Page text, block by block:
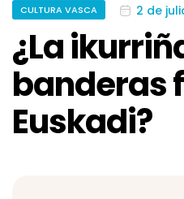
CULTURA VASCA 2 de
¿La
banderas
Euskadi?